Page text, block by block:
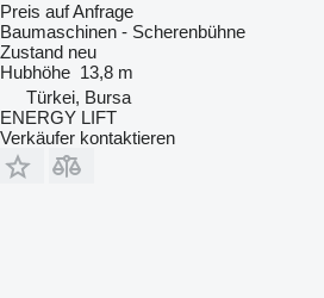
Preis auf Anfrage
Baumaschinen - Scherenbühne
Zustand neu
Hubhöhe 13,8 m
Türkei, Bursa
ENERGY LIFT
Verkäufer kontaktieren